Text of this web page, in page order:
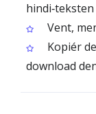
Vent,
Kopiér
download